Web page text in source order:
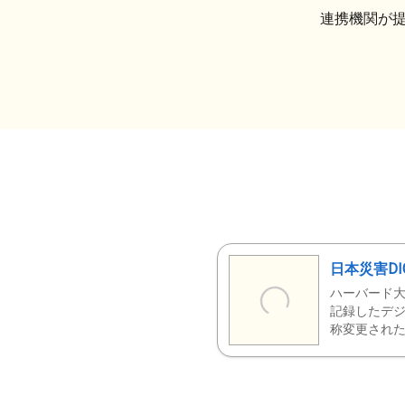
連携機関が
日本災害
ハーバード
記録したデ
称変更された